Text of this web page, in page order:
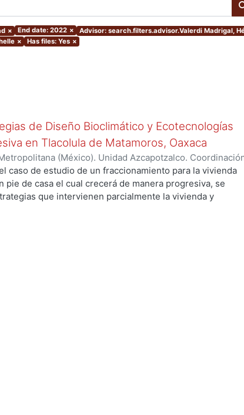
× End date: 2022 × Advisor: search.filters.advisor.Valerdi Madrigal,
× Has files: Yes ×
de Diseño Bioclimático y Ecotecnologías
en Tlacolula de Matamoros, Oaxaca
(México). Unidad Azcapotzalco.
,2022-10)Ortega Moreno, Laura Michelle
caso de estudio de un fraccionamiento para la vivienda
pie de casa el cual crecerá de manera progresiva, se
que intervienen parcialmente la vivienda y